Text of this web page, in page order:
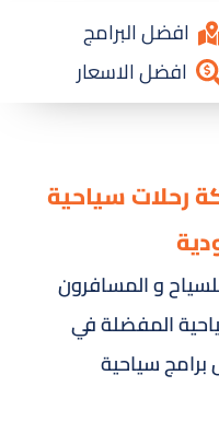
افضل البرامج
افضل الاسعار
رحلات سياحية
و المسافرون
المفضلة في
سياحية